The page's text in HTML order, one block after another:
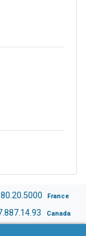
France
Canada